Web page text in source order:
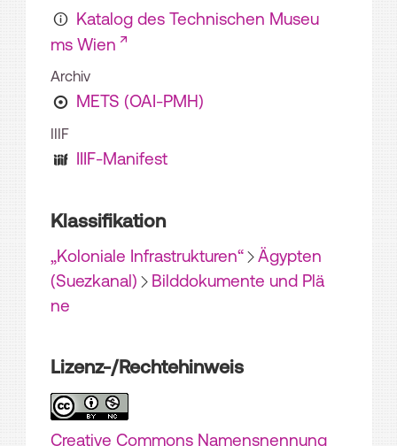
Katalog des Technischen Museu
ms Wien
Archiv
METS (OAI-PMH)
IIIF
IIIF-Manifest
Klassifikation
„Koloniale Infrastrukturen“
Ägypten
(Suezkanal)
Bilddokumente und Plä
ne
Lizenz-/Rechtehinweis
Creative Commons Namensnennung